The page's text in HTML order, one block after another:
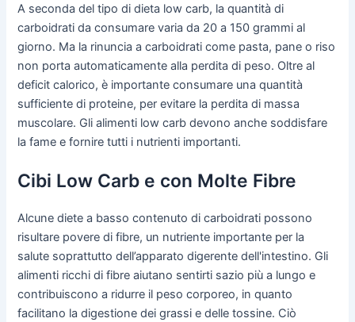
A seconda del tipo di dieta low carb, la quantità di
carboidrati da consumare varia da 20 a 150 grammi al
giorno. Ma la rinuncia a carboidrati come pasta, pane o riso
non porta automaticamente alla perdita di peso. Oltre al
deficit calorico, è importante consumare una quantità
sufficiente di proteine, per evitare la perdita di massa
muscolare. Gli alimenti low carb devono anche soddisfare
la fame e fornire tutti i nutrienti importanti.
Cibi Low Carb e con Molte Fibre
Alcune diete a basso contenuto di carboidrati possono
risultare povere di fibre, un nutriente importante per la
salute soprattutto dell’apparato digerente dell'intestino. Gli
alimenti ricchi di fibre aiutano sentirti sazio più a lungo e
contribuiscono a ridurre il peso corporeo, in quanto
facilitano la digestione dei grassi e delle tossine. Ciò